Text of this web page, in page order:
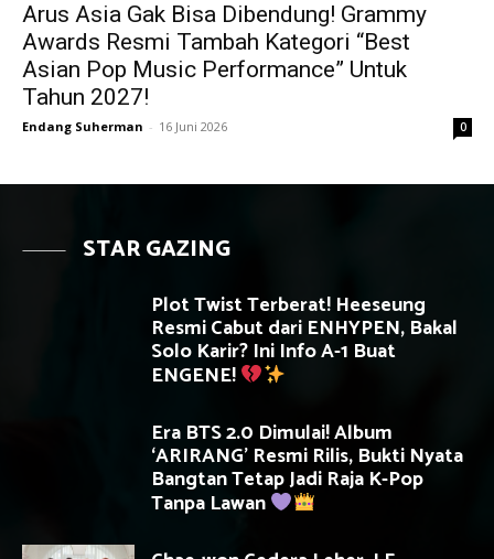
Arus Asia Gak Bisa Dibendung! Grammy
Awards Resmi Tambah Kategori “Best
Asian Pop Music Performance” Untuk
Tahun 2027!
Endang Suherman - 16 Juni 2026 0
STAR GAZING
Plot Twist Terberat! Heeseung
Resmi Cabut dari ENHYPEN, Bakal
Solo Karir? Ini Info A-1 Buat
ENGENE!
Era BTS 2.0 Dimulai! Album
‘ARIRANG’ Resmi Rilis, Bukti Nyata
Bangtan Tetap Jadi Raja K-Pop
Tanpa Lawan